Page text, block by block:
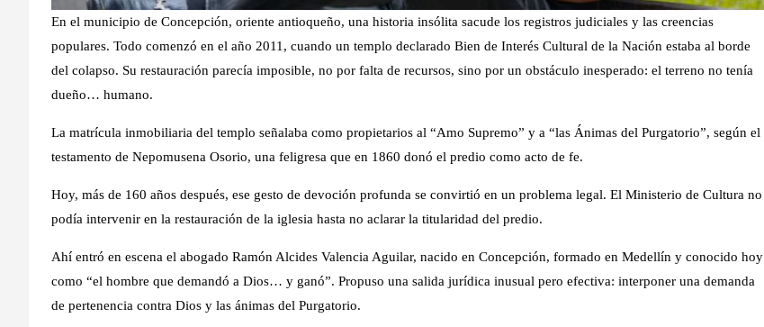
En el municipio de Concepción, oriente antioqueño, una historia insólita sacude los registros judiciales y las creencias
populares. Todo comenzó en el año 2011, cuando un templo declarado Bien de Interés Cultural de la Nación estaba al borde
del colapso. Su restauración parecía imposible, no por falta de recursos, sino por un obstáculo inesperado: el terreno no tenía
dueño… humano.
La matrícula inmobiliaria del templo señalaba como propietarios al “Amo Supremo” y a “las Ánimas del Purgatorio”, según el
testamento de Nepomusena Osorio, una feligresa que en 1860 donó el predio como acto de fe.
Hoy, más de 160 años después, ese gesto de devoción profunda se convirtió en un problema legal. El Ministerio de Cultura no
podía intervenir en la restauración de la iglesia hasta no aclarar la titularidad del predio.
Ahí entró en escena el abogado Ramón Alcides Valencia Aguilar, nacido en Concepción, formado en Medellín y conocido hoy
como “el hombre que demandó a Dios… y ganó”. Propuso una salida jurídica inusual pero efectiva: interponer una demanda
de pertenencia contra Dios y las ánimas del Purgatorio.